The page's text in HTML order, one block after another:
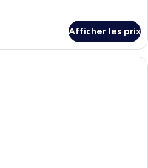
Afficher les prix
Une chambre d’hôtel avec un